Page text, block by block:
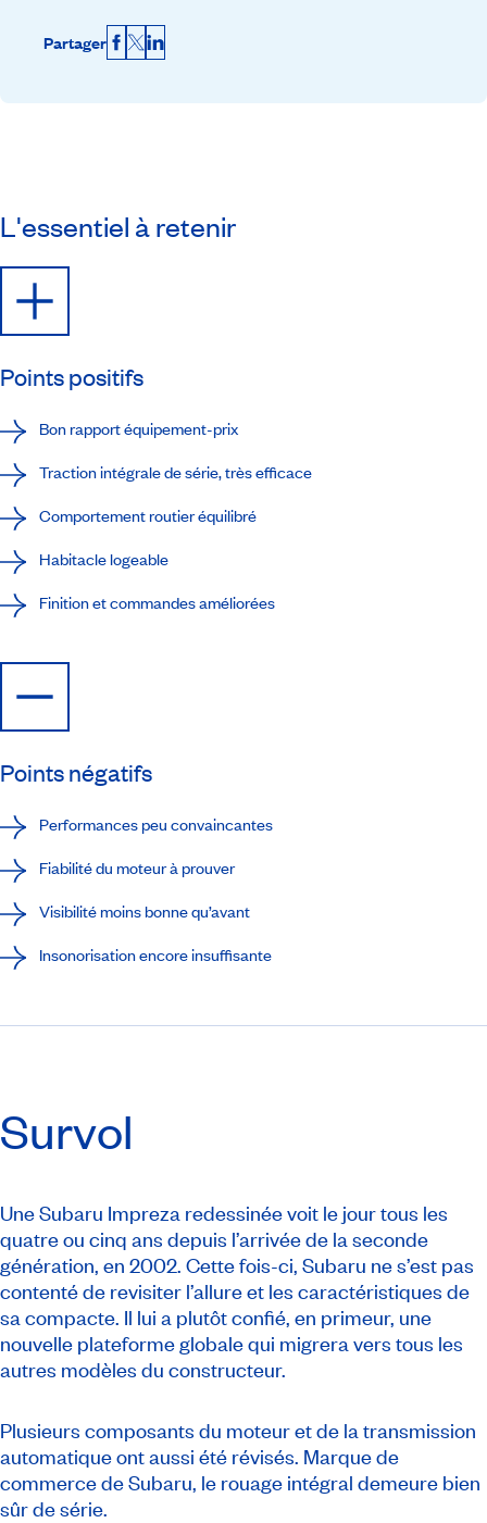
Partager Facebook
X LinkedIn
L'essentiel à retenir
Points positifs
Bon rapport équipement-prix
Traction intégrale de série, très efficace
Comportement routier équilibré
Habitacle logeable
Finition et commandes améliorées
Points négatifs
Performances peu convaincantes
Fiabilité du moteur à prouver
Visibilité moins bonne qu’avant
Insonorisation encore insuffisante
Survol
Une Subaru Impreza redessinée voit le jour tous les
quatre ou cinq ans depuis l’arrivée de la seconde
génération, en 2002. Cette fois-ci, Subaru ne s’est pas
contenté de revisiter l’allure et les caractéristiques de
sa compacte. Il lui a plutôt confié, en primeur, une
nouvelle plateforme globale qui migrera vers tous les
autres modèles du constructeur.
Plusieurs composants du moteur et de la transmission
automatique ont aussi été révisés. Marque de
commerce de Subaru, le rouage intégral demeure bien
sûr de série.